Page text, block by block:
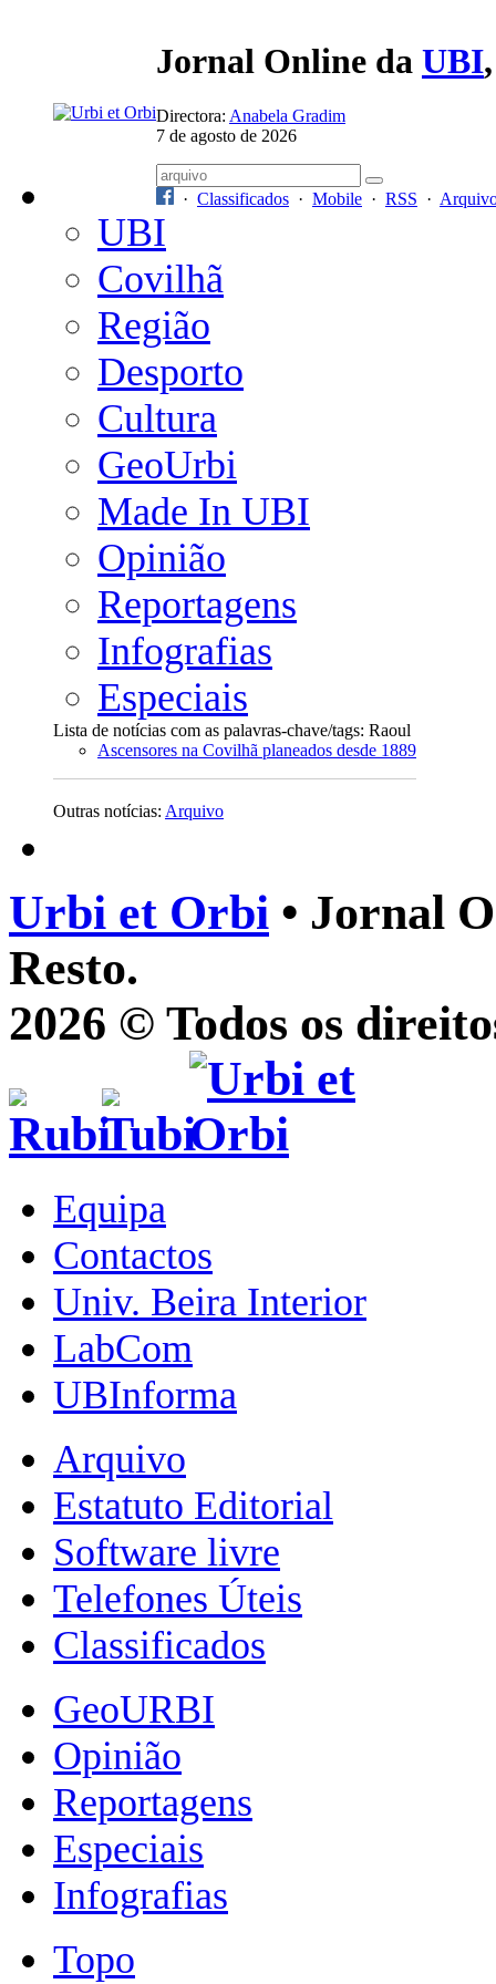
Jornal Online da UBI
Directora: Anabela Gradim
7 de agosto de 2026
· Classificados · Mobile · RSS ·
UBI
Covilhã
Região
Desporto
Cultura
GeoUrbi
Made In UBI
Opinião
Reportagens
Infografias
Especiais
Lista de notícias com as palavras-chave/tags: Raoul
Ascensores na Covilhã planeados desde 1889
Outras notícias: Arquivo
Urbi et Orbi • Jornal
Resto.
2026 © Todos os
Equipa
Contactos
Univ. Beira Interior
LabCom
UBInforma
Arquivo
Estatuto Editorial
Software livre
Telefones Úteis
Classificados
GeoURBI
Opinião
Reportagens
Especiais
Infografias
Topo